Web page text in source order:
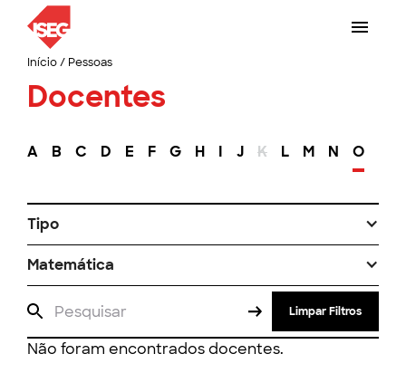
Início/ Pessoas
Docentes
A B C D E F G H I J K L M N O
Tipo
Matemática
Limpar Filtros
Não foram encontrados docentes.